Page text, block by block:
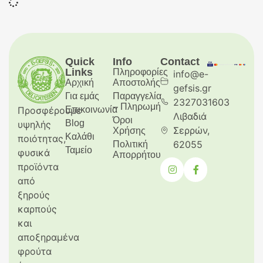
Προσφέρουμε
υψηλής
ποιότητας,
φυσικά
προϊόντα
από
ξηρούς
καρπούς
και
αποξηραμένα
φρούτα
Quick
Links
Αρχική
Για εμάς
Επικοινωνία
Blog
Καλάθι
Ταμείο
Info
Πληροφορίες
Aποστολής
Παραγγελία
– Πληρωμή
Όροι
Χρήσης
Πολιτική
Απορρήτου
Contact
info@e-
gefsis.gr
2327031603
Λιβαδιά
Σερρών,
62055